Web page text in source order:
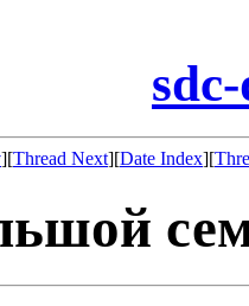
][Thread Next][Date Index][